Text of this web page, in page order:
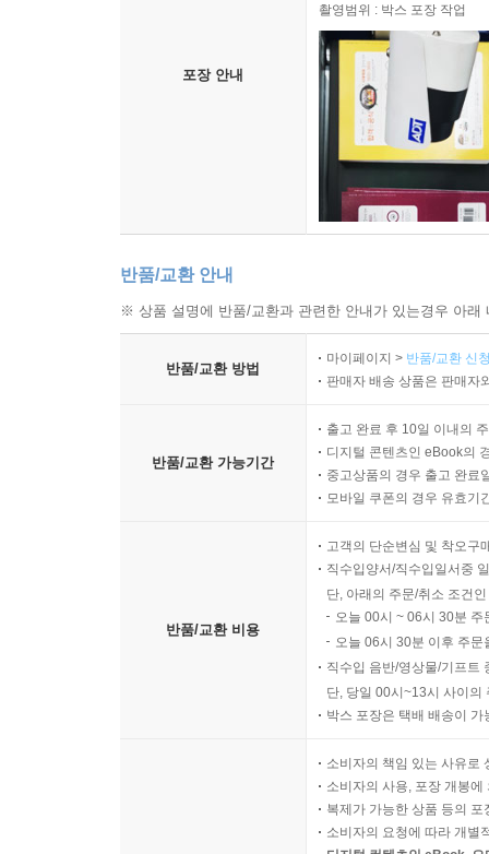
포장 안내
촬영범위 : 박스 포장 작업
반품/교환 안내
※ 상품 설명에 반품/교환과 관련한 안내가 있는경우 아
반품/교환 방법
마이페이지 > 반품/교환 신
판매자 배송 상품은 판매자
반품/교환 가능기간
출고 완료 후 10일 이내의
디지털 콘텐츠인 eBook의
중고상품의 경우 출고 완료
모바일 쿠폰의 경우 유효기
반품/교환 비용
고객의 단순변심 및 착오구
직수입양서/직수입일서중
단, 아래의 주문/취소 조건
오늘 00시 ~ 06시 30분
오늘 06시 30분 이후 주
직수입 음반/영상물/기프트
단, 당일 00시~13시 사이의
박스 포장은 택배 배송이
소비자의 책임 있는 사유로
소비자의 사용, 포장 개봉
복제가 가능한 상품 등의
소비자의 요청에 따라 개별